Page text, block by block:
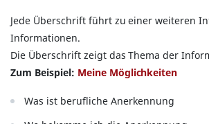
Jede Überschrift führt zu einer weiteren
Informationen.
Die Überschrift zeigt das Thema der
Zum Beispiel: Meine Möglichkeiten
Was ist berufliche Anerkennung